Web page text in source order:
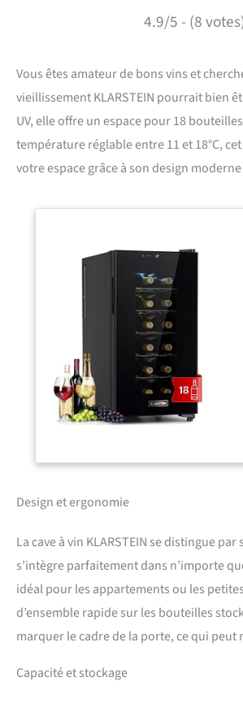
4.9/5 - (8
Vous êtes amateur de bons vins et
vieillissement KLARSTEIN pourrait bien
UV, elle offre un espace pour 18
température réglable entre 11 et 18°C,
votre espace grâce à son design
Design et ergonomie
La cave à vin KLARSTEIN se distingue
s’intègre parfaitement dans n’importe
idéal pour les appartements ou les
d’ensemble rapide sur les bouteilles
marquer le cadre de la porte, ce qui
Capacité et stockage